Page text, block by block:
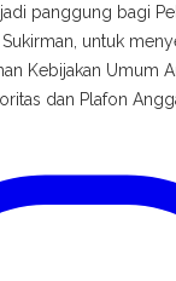
panggung bagi
untuk
Kebijakan Umum
dan Plafon